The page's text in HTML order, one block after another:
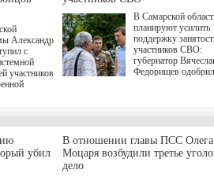
Александр
с
участников
и семьям
которая
7
В Самарской
планируют усилить
поддержку
участников СВО:
губернатор
Федорищев
на трудоустройство
спокойную
мирной жизни.
убил
В отношении главы ПСС Олега
Моцаря возбудили третье
дело